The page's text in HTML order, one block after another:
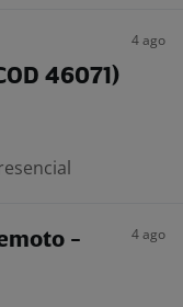
46071)
4 ago
-
4 ago